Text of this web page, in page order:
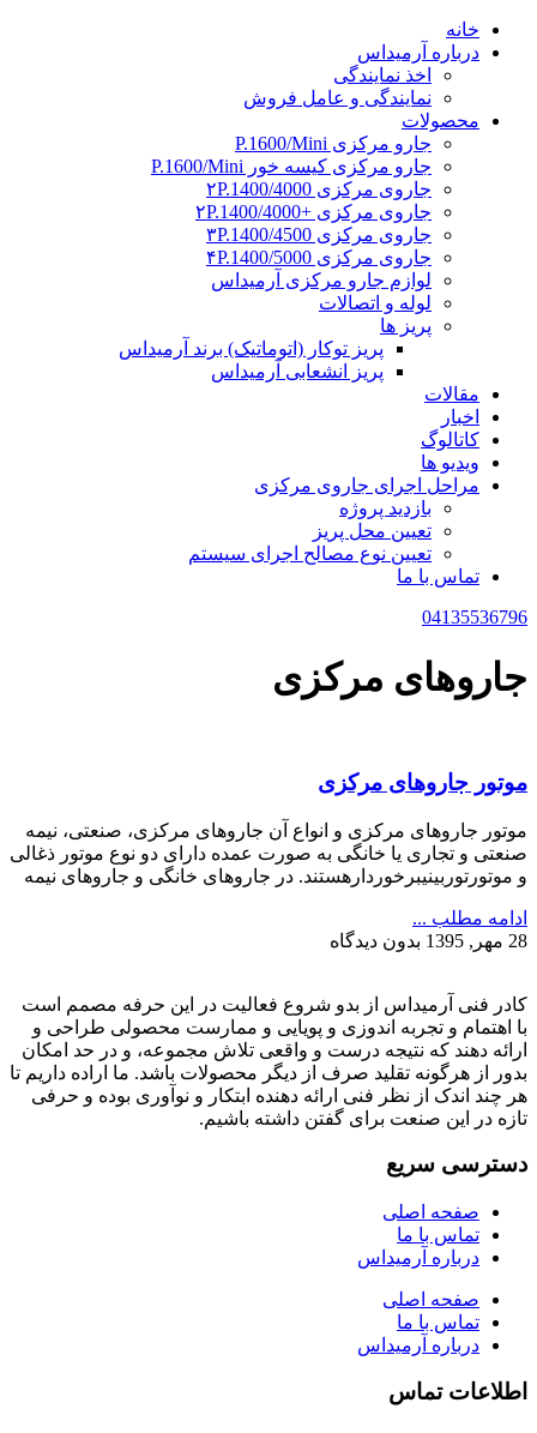
خانه
درباره آرمیداس
اخذ نمایندگی
نمایندگی و عامل فروش
محصولات
جارو مرکزی P.1600/Mini
جارو مرکزی کیسه خور P.1600/Mini
جاروی مرکزی ۲P.1400/4000
جاروی مرکزی +۲P.1400/4000
جاروی مرکزی ۳P.1400/4500
جاروی مرکزی ۴P.1400/5000
لوازم جارو مرکزی آرمیداس
لوله و اتصالات
پریز ها
پریز توکار (اتوماتیک) برند آرمیداس
پریز انشعابی آرمیداس
مقالات
اخبار
کاتالوگ
ویدیو ها
مراحل اجرای جاروی مرکزی
بازدید پروژه
تعیین محل پریز
تعیین نوع مصالح اجرای سیستم
تماس با ما
04135536796
جاروهای مرکزی
موتور جاروهای مرکزی
موتور جاروهای مرکزی و انواع آن جاروهای مرکزی، صنعتی، نیمه
صنعتی و تجاری یا خانگی به صورت عمده دارای دو نوع موتور ذغالی
و موتورتوربینیبرخوردارهستند. در جاروهای خانگی و جاروهای نیمه
ادامه مطلب ...
28 مهر, 1395
بدون دیدگاه
کادر فنی آرمیداس از بدو شروع فعالیت در این حرفه مصمم است
با اهتمام و تجربه اندوزی و پویایی و ممارست محصولی طراحی و
ارائه دهند که نتیجه درست و واقعی تلاش مجموعه، و در حد امکان
بدور از هرگونه تقلید صرف از دیگر محصولات باشد. ما اراده داریم تا
هر چند اندک از نظر فنی ارائه دهنده ابتکار و نوآوری بوده و حرفی
تازه در این صنعت برای گفتن داشته باشیم.
دسترسی سریع
صفحه اصلی
تماس با ما
درباره آرمیداس
صفحه اصلی
تماس با ما
درباره آرمیداس
اطلاعات تماس